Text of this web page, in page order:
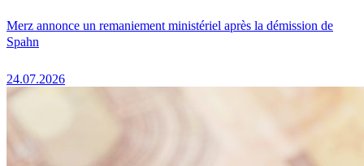
Merz annonce un remaniement ministériel après la démission de
Spahn
24.07.2026